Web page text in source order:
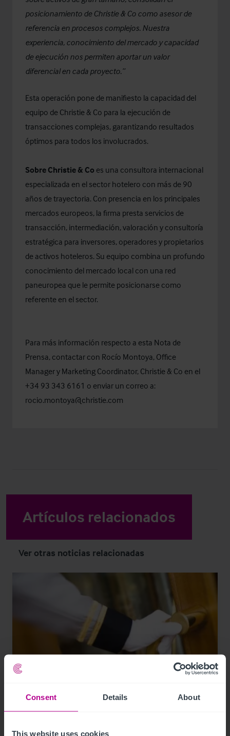
Consent Details About
This website uses cookies
posicionamiento de Christie & Co como asesor de
referencia en procesos complejos. Nuestra
experiencia, conocimiento del mercado y capacidad
de ejecución nos permiten aportar un valor
diferencial en cada proyecto.”
Esta operación pone de manifiesto la capacidad del
equipo de Christie & Co para la ejecución de
transacciones complejas, garantizando resultados
óptimos para todos los involucrados.
Sobre Christie & Co es una consultora internacional
especializada en el sector hotelero con más de 90
años de trayectoria. Con presencia en los principales
mercados europeos, la firma presta servicios de
transacción, intermediación, valoración y consultoría
estratégica para inversores, operadores y propietarios
de activos hoteleros. Su equipo combina un profundo
conocimiento del mercado local con una red
paneuropea que le permite posicionarse como
referente en el sector.
Para más información respecto a esta Nota de
Prensa, contactar con Rocío Montoya, Office
Manager y Marketing Coordinator, Christie & Co en el
+34 93 343 6161 o enviar un correo a:
rocio.montoya@christie.com
Artículos relacionados
Ver otras noticias relacionadas
7/17/2026